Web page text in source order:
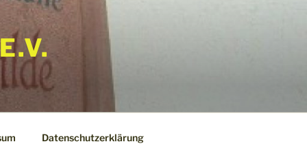
Datenschutzerklärung